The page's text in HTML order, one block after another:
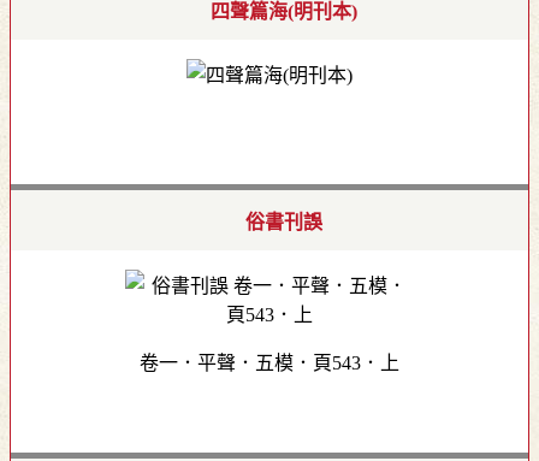
四聲篇海(明刊本)
俗書刊誤
卷一．平聲．五模．頁543．上